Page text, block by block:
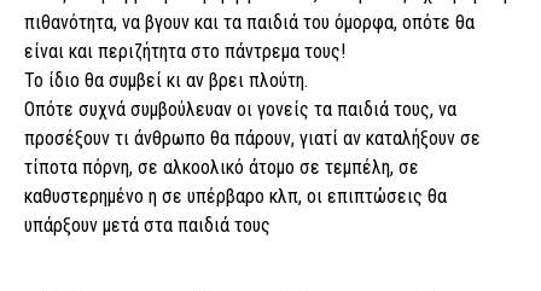
πιθανότητα, να βγουν και τα παιδιά του όμορφα, οπότε θα
είναι και περιζήτητα στο πάντρεμα τους!
Το ίδιο θα συμβεί κι αν βρει πλούτη.
Οπότε συχνά συμβούλευαν οι γονείς τα παιδιά τους, να
προσέξουν τι άνθρωπο θα πάρουν, γιατί αν καταλήξουν σε
τίποτα πόρνη, σε αλκοολικό άτομο σε τεμπέλη, σε
καθυστερημένο η σε υπέρβαρο κλπ, οι επιπτώσεις θα
υπάρξουν μετά στα παιδιά τους